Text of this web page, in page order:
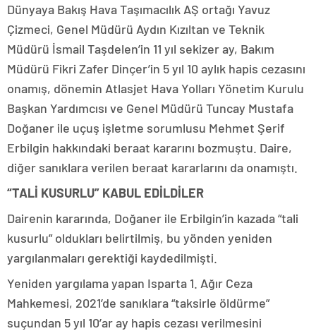
Dünyaya Bakış Hava Taşımacılık AŞ ortağı Yavuz
Çizmeci, Genel Müdürü Aydın Kızıltan ve Teknik
Müdürü İsmail Taşdelen’in 11 yıl sekizer ay, Bakım
Müdürü Fikri Zafer Dinçer’in 5 yıl 10 aylık hapis cezasını
onamış, dönemin Atlasjet Hava Yolları Yönetim Kurulu
Başkan Yardımcısı ve Genel Müdürü Tuncay Mustafa
Doğaner ile uçuş işletme sorumlusu Mehmet Şerif
Erbilgin hakkındaki beraat kararını bozmuştu. Daire,
diğer sanıklara verilen beraat kararlarını da onamıştı.
“TALİ KUSURLU” KABUL EDİLDİLER
Dairenin kararında, Doğaner ile Erbilgin’in kazada “tali
kusurlu” oldukları belirtilmiş, bu yönden yeniden
yargılanmaları gerektiği kaydedilmişti.
Yeniden yargılama yapan Isparta 1. Ağır Ceza
Mahkemesi, 2021’de sanıklara “taksirle öldürme”
suçundan 5 yıl 10’ar ay hapis cezası verilmesini